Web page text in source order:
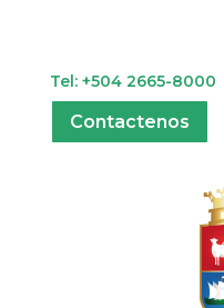
Tel: +504 2665-8000
Contactenos